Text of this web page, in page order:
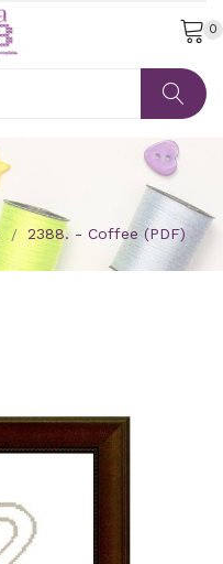
0
2388. - Coffee (PDF)